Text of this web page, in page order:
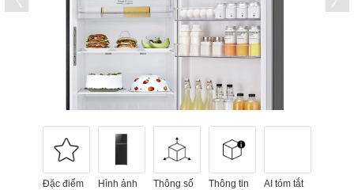
Đặc điểm
Hình ảnh
Thông số
Thông tin
AI tóm tắt